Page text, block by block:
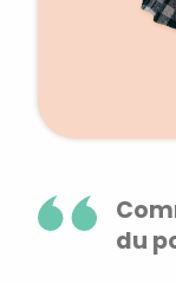
du